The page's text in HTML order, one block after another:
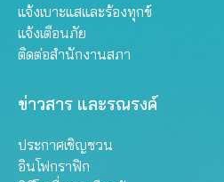
แจ้งเบาะแสและร้องทุกข์
แจ้งเตือนภัย
ติดต่อสำนักงานสภา
ข่าวสาร และรณรงค์
ประกาศเชิญชวน
อินโฟกราฟิก